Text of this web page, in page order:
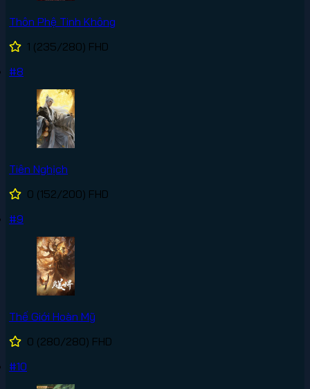
Thôn Phệ Tinh Không
1 (235/280) FHD
#8
Tiên Nghịch
0 (152/200) FHD
#9
Thế Giới Hoàn Mỹ
0 (280/280) FHD
#10